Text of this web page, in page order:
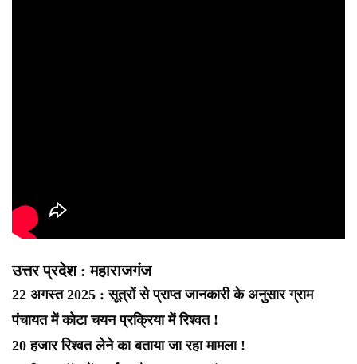
उत्तर प्रदेश : महाराजगंज
22 अगस्त 2025 : सूत्रों से प्राप्त जानकारी के अनुसार ग्राम
पंचायत में कोटा चयन प्रक्रिया में रिश्वत !
20 हजार रिश्वत लेने का बताया जा रहा मामला !